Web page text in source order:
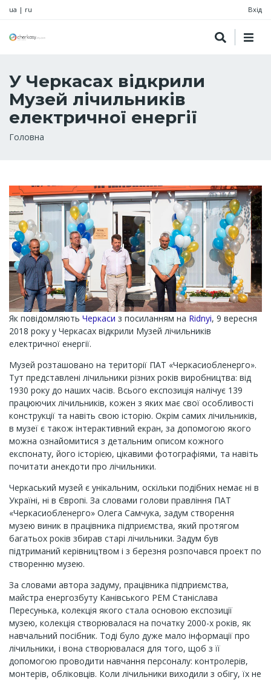
ua | ru Вхід
У Черкасах відкрили
Музей лічильників
електричної енергії
Рядок
Головна
Як повідомляють Черкаси з посиланням на Ridnyi, 9 вересня
2018 року у Черкасах відкрили Музей лічильників
електричної енергії.
Музей розташовано на території ПАТ «Черкасиобленерго».
Тут представлені лічильники різних років виробництва: від
1930 року до наших часів. Всього експозиція налічує 139
працюючих лічильників, кожен з яких має свої особливості
конструкції та навіть свою історію. Окрім самих лічильників,
в музеї є також інтерактивний екран, за допомогою якого
можна ознайомитися з детальним описом кожного
експонату, його історією, цікавими фотографіями, та навіть
почитати анекдоти про лічильники.
Черкаський музей є унікальним, оскільки подібних немає ні в
Україні, ні в Європі. За словами голови правління ПАТ
«Черкасиобленерго» Олега Самчука, задум створення
музею виник в працівника підприємства, який протягом
багатьох років збирав старі лічильники. Задум був
підтриманий керівництвом і з березня розпочався проект по
створенню музею.
За словами автора задуму, працівника підприємства,
майстра енергозбуту Канівського РЕМ Станіслава
Пересунька, колекція якого стала основою експозиції
музею, колекція створювалася на початку 2000-х років, як
навчальний посібник. Тоді було дуже мало інформації про
лічильники, і вона створювалася для того, щоб з її
допомогою проводити навчання персоналу: контролерів,
монтерів, обліковців. Коли лічильники виходили з обігу, їх не